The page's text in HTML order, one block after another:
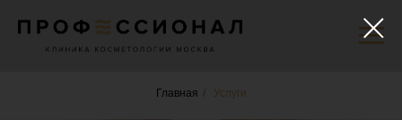
Главная Услуги